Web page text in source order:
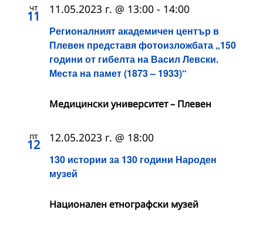
чт
11
Регионалният академичен център в
Плевен представя фотоизложбата „150
години от гибелта на Васил Левски.
Места на памет (1873 – 1933)“
11.05.2023 г. @ 13:00 - 14:00
Медицински университет – Плевен
пт
12
130 истории за 130 години Народен
музей
12.05.2023 г. @ 18:00
Националeн етнографски музей